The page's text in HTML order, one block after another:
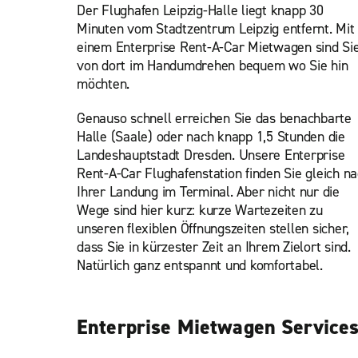
Der Flughafen Leipzig-Halle liegt knapp 30
Minuten vom Stadtzentrum Leipzig entfernt. Mit
einem Enterprise Rent-A-Car Mietwagen sind
von dort im Handumdrehen bequem wo Sie hin
möchten.
Genauso schnell erreichen Sie das benachbarte
Halle (Saale) oder nach knapp 1,5 Stunden die
Landeshauptstadt Dresden. Unsere Enterprise
Rent-A-Car Flughafenstation finden Sie gleich
Ihrer Landung im Terminal. Aber nicht nur die
Wege sind hier kurz: kurze Wartezeiten zu
unseren flexiblen Öffnungszeiten stellen sicher,
dass Sie in kürzester Zeit an Ihrem Zielort sind.
Natürlich ganz entspannt und komfortabel.
Enterprise Mietwagen Services